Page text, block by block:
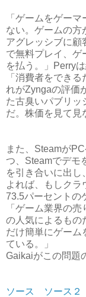
「ゲームをゲー
ない。ゲームの方
アグレッシブに顧
で無料プレイ、ゲ
を払う。」Perryは
「消費者をでき
れがZyngaの評価
た古臭いパブリッ
だ。株価を見て見
また、Steamが
つ、Steamでデモ
を引き合いに出し
よれば、もしクラ
73.5パーセントの
「ゲーム業界の
の人気によるもの
だけ簡単にゲーム
ている。」
Gaikaiがこの問題
ソース ソース２